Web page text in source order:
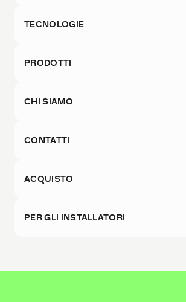
TECNOLOGIE
PRODOTTI
CHI SIAMO
CONTATTI
ACQUISTO
PER GLI INSTALLATORI